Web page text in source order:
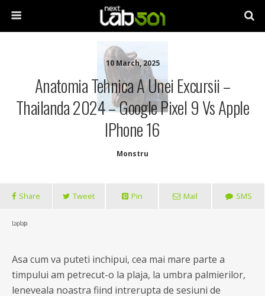
10 March, 2025
Anatomia Tehnica A Unei Excursii –
Thailanda 2024 – Google Pixel 9 Vs Apple
IPhone 16
Monstru
Share Tweet Pin Mail SMS
La plaja
Asa cum va puteti inchipui, cea mai mare parte a
timpului am petrecut-o la plaja, la umbra palmierilor,
leneveala noastra fiind intrerupta de sesiuni de